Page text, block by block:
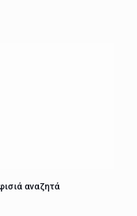
αναζητά